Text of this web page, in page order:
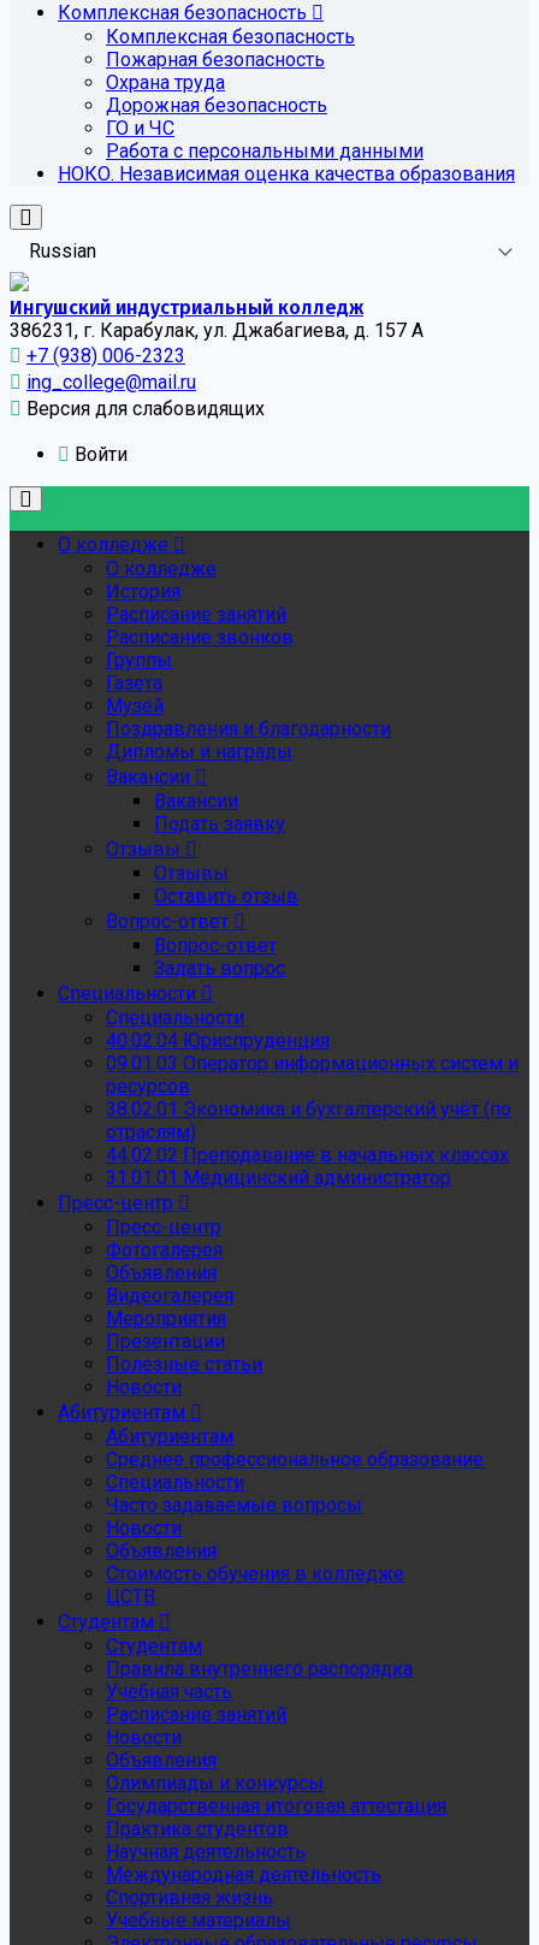
Комплексная безопасность
Комплексная безопасность
Пожарная безопасность
Охрана труда
Дорожная безопасность
ГО и ЧС
Работа с персональными данными
НОКО. Независимая оценка качества образования
Russian
Ингушский индустриальный колледж
386231, г. Карабулак, ул. Джабагиева, д. 157 А
+7 (938) 006-2323
ing_college@mail.ru
Версия для слабовидящих
Войти
О колледже
О колледже
История
Расписание занятий
Расписание звонков
Группы
Газета
Музей
Поздравления и благодарности
Дипломы и награды
Вакансии
Вакансии
Подать заявку
Отзывы
Отзывы
Оставить отзыв
Вопрос-ответ
Вопрос-ответ
Задать вопрос
Специальности
Специальности
40.02.04 Юриспруденция
09.01.03 Оператор информационных систем и
ресурсов
38.02.01 Экономика и бухгалтерский учёт (по
отраслям)
44.02.02 Преподавание в начальных классах
31.01.01 Медицинский администратор
Пресс-центр
Пресс-центр
Фотогалерея
Объявления
Видеогалерея
Мероприятия
Презентации
Полезные статьи
Новости
Абитуриентам
Абитуриентам
Среднее профессиональное образование
Специальности
Часто задаваемые вопросы
Новости
Объявления
Стоимость обучения в колледже
ЦСТВ
Студентам
Студентам
Правила внутреннего распорядка
Учебная часть
Расписание занятий
Новости
Объявления
Олимпиады и конкурсы
Государственная итоговая аттестация
Практика студентов
Научная деятельность
Международная деятельность
Спортивная жизнь
Учебные материалы